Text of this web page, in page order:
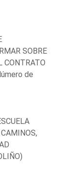
SOBRE
CONTRATO
de